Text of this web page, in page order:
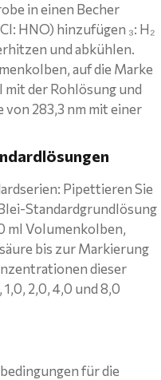
in einen Becher
HNO) hinzufügen ₃: H₂
und abkühlen.
auf die Marke
der Rohlösung und
von 283,3 nm mit einer
Pipettieren Sie
Standardgrundlösung
ml Volumenkolben,
bis zur Markierung
dieser
2,0, 4,0 und 8,0
für die